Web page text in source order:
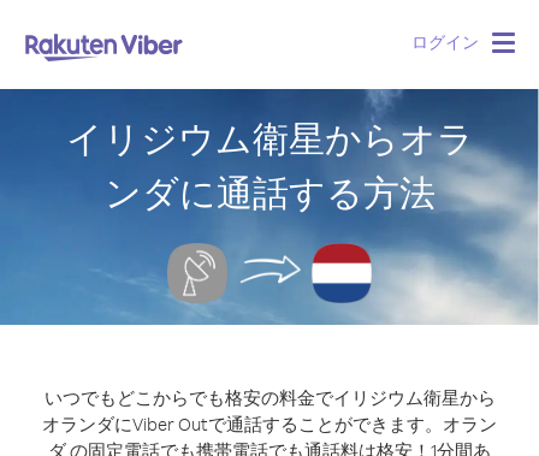
ログイン
イリジウム衛星からオラ
ンダに通話する方法
いつでもどこからでも格安の料金でイリジウム衛星から
オランダにViber Outで通話することができます。 オラン
ダ の固定電話でも携帯電話でも通話料は格安！1分間あ